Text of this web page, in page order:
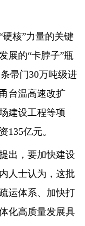
核”力量的关键
展的“卡脖子”瓶
帚门30万吨级进
台温高速改扩
建设工程等项
135亿元。
，要加快建设
人士认为，这批
运体系、加快打
化高质量发展具